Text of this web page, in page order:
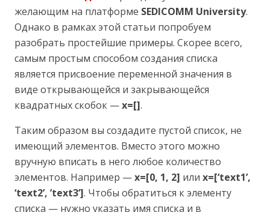
желающим на платформе SEDICOMM University.
Однако в рамках этой статьи попробуем
разобрать простейшие примеры. Скорее всего,
самым простым способом создания списка
является присвоение переменной значения в
виде открывающейся и закрывающейся
квадратных скобок —x=[].
Таким образом вы создадите пустой список, не
имеющий элементов. Вместо этого можно
вручную вписать в него любое количество
элементов. Например —x=[0, 1, 2] или x=[‘text1’,
‘text2’, ’text3’]. Чтобы обратиться к элементу
списка — нужно указать имя списка и в